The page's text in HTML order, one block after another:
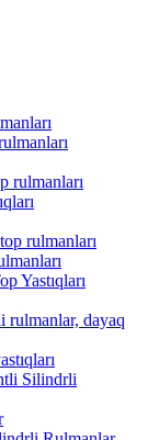
rulmanları
rulmanları
Yastıqları
rulmanlar, dayaq
Silindrli